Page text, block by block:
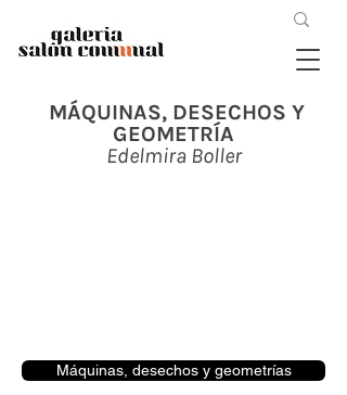
MÁQUINAS, DESECHOS Y
GEOMETRÍA
Edelmira Boller
Máquinas, desechos y geometrías